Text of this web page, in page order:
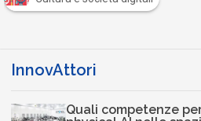
InnovAttori
Quali competenze